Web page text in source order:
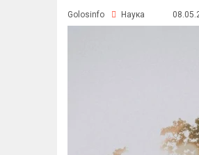
Golosinfo Наука